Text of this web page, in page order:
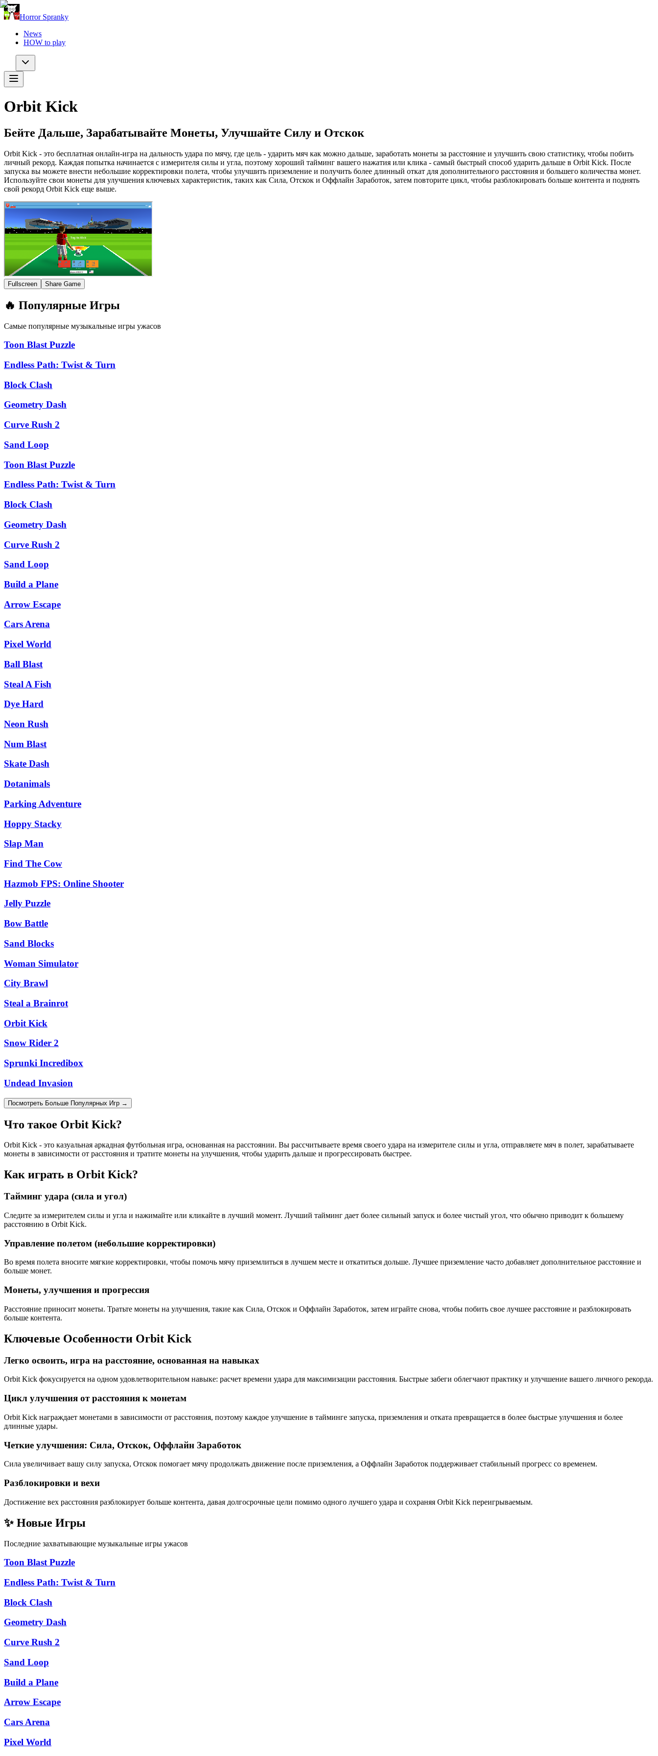
Horror Spranky
News
HOW to play
Orbit Kick
Бейте Дальше, Зарабатывайте Монеты, Улучшайте Силу и Отскок
Orbit Kick - это бесплатная онлайн-игра на дальность удара по мячу, где цель - ударить мяч как можно дальше, заработать монеты за расстояние и улучшить свою статистику, чтобы побить
личный рекорд. Каждая попытка начинается с измерителя силы и угла, поэтому хороший тайминг вашего нажатия или клика - самый быстрый способ ударить дальше в Orbit Kick. После
запуска вы можете внести небольшие корректировки полета, чтобы улучшить приземление и получить более длинный откат для дополнительного расстояния и большего количества монет.
Используйте свои монеты для улучшения ключевых характеристик, таких как Сила, Отскок и Оффлайн Заработок, затем повторите цикл, чтобы разблокировать больше контента и поднять
свой рекорд Orbit Kick еще выше.
Fullscreen Share Game
🔥 Популярные Игры
Самые популярные музыкальные игры ужасов
Toon Blast Puzzle
Endless Path: Twist & Turn
Block Clash
Geometry Dash
Curve Rush 2
Sand Loop
Toon Blast Puzzle
Endless Path: Twist & Turn
Block Clash
Geometry Dash
Curve Rush 2
Sand Loop
Build a Plane
Arrow Escape
Cars Arena
Pixel World
Ball Blast
Steal A Fish
Dye Hard
Neon Rush
Num Blast
Skate Dash
Dotanimals
Parking Adventure
Hoppy Stacky
Slap Man
Find The Cow
Hazmob FPS: Online Shooter
Jelly Puzzle
Bow Battle
Sand Blocks
Woman Simulator
City Brawl
Steal a Brainrot
Orbit Kick
Snow Rider 2
Sprunki Incredibox
Undead Invasion
Посмотреть Больше Популярных Игр →
Что такое Orbit Kick?
Orbit Kick - это казуальная аркадная футбольная игра, основанная на расстоянии. Вы рассчитываете время своего удара на измерителе силы и угла, отправляете мяч в полет, зарабатываете
монеты в зависимости от расстояния и тратите монеты на улучшения, чтобы ударить дальше и прогрессировать быстрее.
Как играть в Orbit Kick?
Тайминг удара (сила и угол)
Следите за измерителем силы и угла и нажимайте или кликайте в лучший момент. Лучший тайминг дает более сильный запуск и более чистый угол, что обычно приводит к большему
расстоянию в Orbit Kick.
Управление полетом (небольшие корректировки)
Во время полета вносите мягкие корректировки, чтобы помочь мячу приземлиться в лучшем месте и откатиться дольше. Лучшее приземление часто добавляет дополнительное расстояние и
больше монет.
Монеты, улучшения и прогрессия
Расстояние приносит монеты. Тратьте монеты на улучшения, такие как Сила, Отскок и Оффлайн Заработок, затем играйте снова, чтобы побить свое лучшее расстояние и разблокировать
больше контента.
Ключевые Особенности Orbit Kick
Легко освоить, игра на расстояние, основанная на навыках
Orbit Kick фокусируется на одном удовлетворительном навыке: расчет времени удара для максимизации расстояния. Быстрые забеги облегчают практику и улучшение вашего личного рекорда.
Цикл улучшения от расстояния к монетам
Orbit Kick награждает монетами в зависимости от расстояния, поэтому каждое улучшение в тайминге запуска, приземления и отката превращается в более быстрые улучшения и более
длинные удары.
Четкие улучшения: Сила, Отскок, Оффлайн Заработок
Сила увеличивает вашу силу запуска, Отскок помогает мячу продолжать движение после приземления, а Оффлайн Заработок поддерживает стабильный прогресс со временем.
Разблокировки и вехи
Достижение вех расстояния разблокирует больше контента, давая долгосрочные цели помимо одного лучшего удара и сохраняя Orbit Kick переигрываемым.
✨ Новые Игры
Последние захватывающие музыкальные игры ужасов
Toon Blast Puzzle
Endless Path: Twist & Turn
Block Clash
Geometry Dash
Curve Rush 2
Sand Loop
Build a Plane
Arrow Escape
Cars Arena
Pixel World